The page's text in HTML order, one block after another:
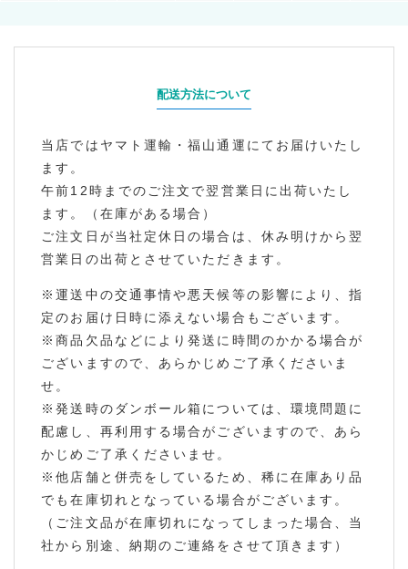
配送方法について
当店ではヤマト運輸・福山通運にてお届けいたし
ます。
午前12時までのご注文で翌営業日に出荷いたし
ます。（在庫がある場合）
ご注文日が当社定休日の場合は、休み明けから翌
営業日の出荷とさせていただきます。
※運送中の交通事情や悪天候等の影響により、指
定のお届け日時に添えない場合もございます。
※商品欠品などにより発送に時間のかかる場合が
ございますので、あらかじめご了承くださいま
せ。
※発送時のダンボール箱については、環境問題に
配慮し、再利用する場合がございますので、あら
かじめご了承くださいませ。
※他店舗と併売をしているため、稀に在庫あり品
でも在庫切れとなっている場合がございます。
（ご注文品が在庫切れになってしまった場合、当
社から別途、納期のご連絡をさせて頂きます）